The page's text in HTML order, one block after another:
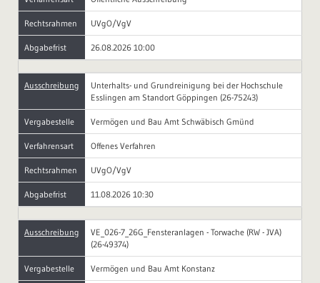
Rechtsrahmen UVgO/VgV
Abgabefrist 26.08.2026 10:00
Ausschreibung
Unterhalts- und Grundreinigung bei der Hochschule
Esslingen am Standort Göppingen (26-75243)
Vergabestelle Vermögen und Bau Amt Schwäbisch Gmünd
Verfahrensart Offenes Verfahren
Rechtsrahmen UVgO/VgV
Abgabefrist 11.08.2026 10:30
Ausschreibung
VE_026-7_26G_Fensteranlagen - Torwache (RW - JVA)
(26-49374)
Vergabestelle Vermögen und Bau Amt Konstanz